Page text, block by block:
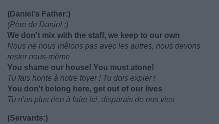
(Daniel's Father:)
(Père de Daniel :)
We don't mix with the staff, we keep to our own
Nous ne nous mêlons pas avec les autres, nous devons
rester nous-même
You shame our house! You must atone!
Tu fais honte à notre foyer ! Tu dois expier !
You don't belong here, get out of our lives
Tu n'as plus rien à faire ici, disparais de nos vies
(Servants:)